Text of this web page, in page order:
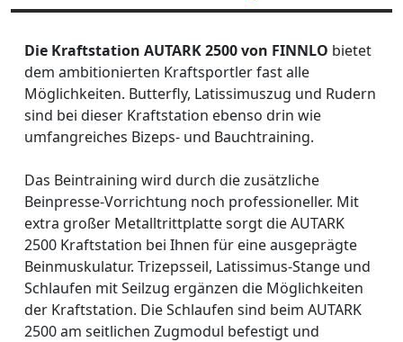
Die Kraftstation AUTARK 2500 von FINNLO bietet
dem ambitionierten Kraftsportler fast alle
Möglichkeiten. Butterfly, Latissimuszug und Rudern
sind bei dieser Kraftstation ebenso drin wie
umfangreiches Bizeps- und Bauchtraining.
Das Beintraining wird durch die zusätzliche
Beinpresse-Vorrichtung noch professioneller. Mit
extra großer Metalltrittplattesorgt die AUTARK
2500 Kraftstation bei Ihnen für eine ausgeprägte
Beinmuskulatur. Trizepsseil, Latissimus-Stange und
Schlaufen mit Seilzug ergänzen die Möglichkeiten
der Kraftstation. Die Schlaufen sind beim AUTARK
2500 am seitlichen Zugmodul befestigt und